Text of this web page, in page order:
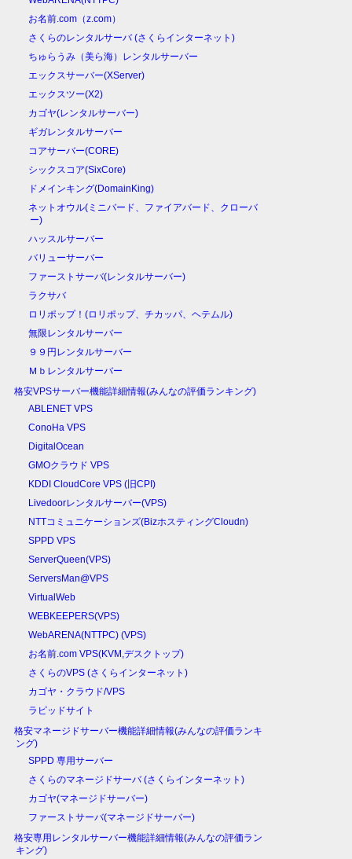
お名前.com（z.com）
さくらのレンタルサーバ (さくらインターネット)
ちゅらうみ（美ら海）レンタルサーバー
エックスサーバー(XServer)
エックスツー(X2)
カゴヤ(レンタルサーバー)
ギガレンタルサーバー
コアサーバー(CORE)
シックスコア(SixCore)
ドメインキング(DomainKing)
ネットオウル(ミニバード、ファイアバード、クローバ
ー)
ハッスルサーバー
バリューサーバー
ファーストサーバ(レンタルサーバー)
ラクサバ
ロリポップ！(ロリポップ、チカッパ、ヘテムル)
無限レンタルサーバー
９９円レンタルサーバー
Ｍｂレンタルサーバー
格安VPSサーバー機能詳細情報(みんなの評価ランキング)
ABLENET VPS
ConoHa VPS
DigitalOcean
GMOクラウド VPS
KDDI CloudCore VPS (旧CPI)
Livedoorレンタルサーバー(VPS)
NTTコミュニケーションズ(BizホスティングCloudn)
SPPD VPS
ServerQueen(VPS)
ServersMan@VPS
VirtualWeb
WEBKEEPERS(VPS)
WebARENA(NTTPC) (VPS)
お名前.com VPS(KVM,デスクトップ)
さくらのVPS (さくらインターネット)
カゴヤ・クラウド/VPS
ラピッドサイト
格安マネージドサーバー機能詳細情報(みんなの評価ランキ
ング)
SPPD 専用サーバー
さくらのマネージドサーバ (さくらインターネット)
カゴヤ(マネージドサーバー)
ファーストサーバ(マネージドサーバー)
格安専用レンタルサーバー機能詳細情報(みんなの評価ラン
キング)